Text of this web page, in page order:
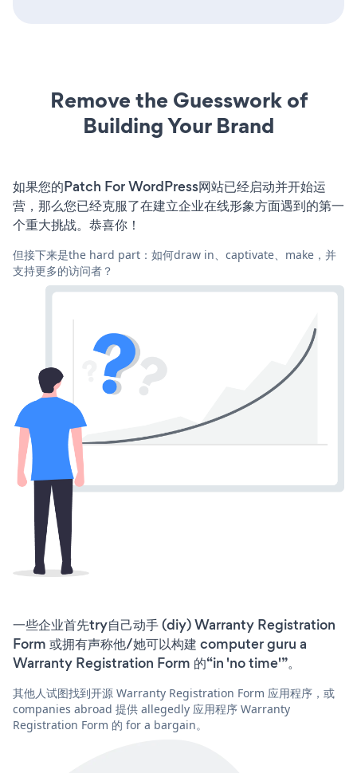
Remove the Guesswork of
Building Your Brand
如果您的Patch For WordPress网站已经启动并开始运
营，那么您已经克服了在建立企业在线形象方面遇到的第一
个重大挑战。恭喜你！
但接下来是the hard part：如何draw in、captivate、make，并
支持更多的访问者？
一些企业首先try自己动手 (diy) Warranty Registration
Form 或拥有声称他/她可以构建 computer guru a
Warranty Registration Form 的“in 'no time'”。
其他人试图找到开源 Warranty Registration Form 应用程序，或
companies abroad 提供 allegedly 应用程序 Warranty
Registration Form 的 for a bargain。